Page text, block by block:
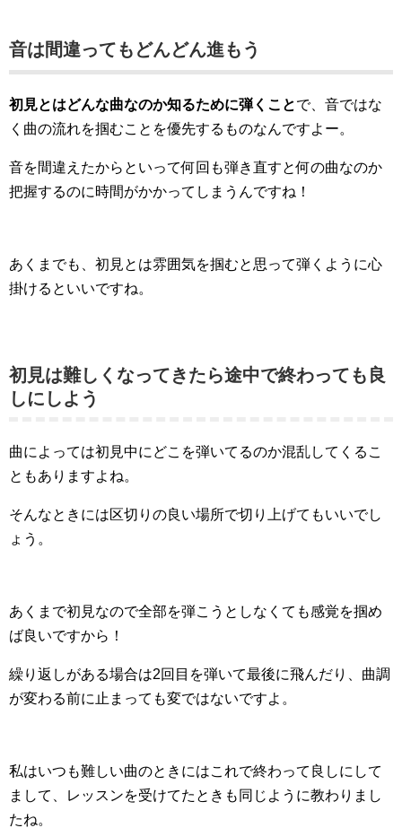
音は間違ってもどんどん進もう
初見とはどんな曲なのか知るために弾くことで、音ではな
く曲の流れを掴むことを優先するものなんですよー。
音を間違えたからといって何回も弾き直すと何の曲なのか
把握するのに時間がかかってしまうんですね！
あくまでも、初見とは雰囲気を掴むと思って弾くように心
掛けるといいですね。
初見は難しくなってきたら途中で終わっても良
しにしよう
曲によっては初見中にどこを弾いてるのか混乱してくるこ
ともありますよね。
そんなときには区切りの良い場所で切り上げてもいいでし
ょう。
あくまで初見なので全部を弾こうとしなくても感覚を掴め
ば良いですから！
繰り返しがある場合は2回目を弾いて最後に飛んだり、曲調
が変わる前に止まっても変ではないですよ。
私はいつも難しい曲のときにはこれで終わって良しにして
まして、レッスンを受けてたときも同じように教わりまし
たね。